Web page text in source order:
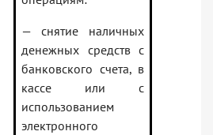
— снятие наличных
денежных средств с
банковского счета, в
кассе или с
использованием
электронного